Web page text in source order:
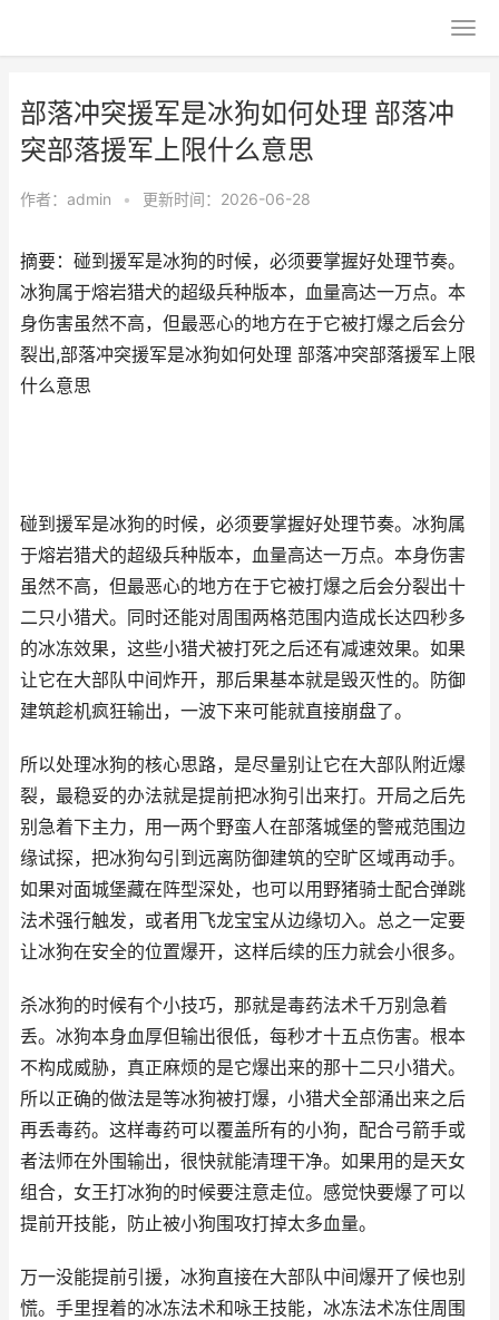
部落冲突援军是冰狗如何处理 部落冲
突部落援军上限什么意思
作者： admin • 更新时间：2026-06-28
摘要：碰到援军是冰狗的时候，必须要掌握好处理节奏。
冰狗属于熔岩猎犬的超级兵种版本，血量高达一万点。本
身伤害虽然不高，但最恶心的地方在于它被打爆之后会分
裂出,部落冲突援军是冰狗如何处理 部落冲突部落援军上限
什么意思
碰到援军是冰狗的时候，必须要掌握好处理节奏。冰狗属
于熔岩猎犬的超级兵种版本，血量高达一万点。本身伤害
虽然不高，但最恶心的地方在于它被打爆之后会分裂出十
二只小猎犬。同时还能对周围两格范围内造成长达四秒多
的冰冻效果，这些小猎犬被打死之后还有减速效果。如果
让它在大部队中间炸开，那后果基本就是毁灭性的。防御
建筑趁机疯狂输出，一波下来可能就直接崩盘了。
所以处理冰狗的核心思路，是尽量别让它在大部队附近爆
裂，最稳妥的办法就是提前把冰狗引出来打。开局之后先
别急着下主力，用一两个野蛮人在部落城堡的警戒范围边
缘试探，把冰狗勾引到远离防御建筑的空旷区域再动手。
如果对面城堡藏在阵型深处，也可以用野猪骑士配合弹跳
法术强行触发，或者用飞龙宝宝从边缘切入。总之一定要
让冰狗在安全的位置爆开，这样后续的压力就会小很多。
杀冰狗的时候有个小技巧，那就是毒药法术千万别急着
丢。冰狗本身血厚但输出很低，每秒才十五点伤害。根本
不构成威胁，真正麻烦的是它爆出来的那十二只小猎犬。
所以正确的做法是等冰狗被打爆，小猎犬全部涌出来之后
再丢毒药。这样毒药可以覆盖所有的小狗，配合弓箭手或
者法师在外围输出，很快就能清理干净。如果用的是天女
组合，女王打冰狗的时候要注意走位。感觉快要爆了可以
提前开技能，防止被小狗围攻打掉太多血量。
万一没能提前引援，冰狗直接在大部队中间爆开了候也别
慌。手里捏着的冰冻法术和咏王技能，冰冻法术冻住周围